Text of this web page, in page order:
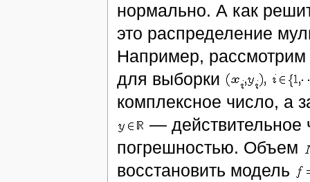
нормально. А как
это распределение
Например, рассмотрим
для выборки
комплексное число, а
— действительное
погрешностью. Объем
восстановить модель